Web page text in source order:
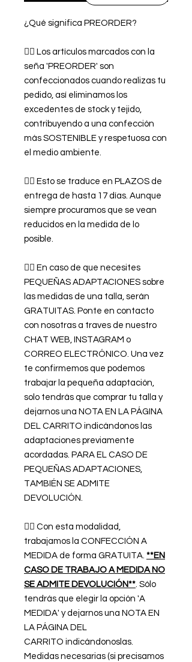
¿Qué significa PREORDER?
👉🏿 Los artículos marcados con la
seña 'PREORDER' son
confeccionados cuando realizas tu
pedido, así eliminamos los
excedentes de stock y tejido,
contribuyendo a una confección
más SOSTENIBLE y respetuosa con
el medio ambiente.
👉🏿 Esto se traduce en PLAZOS de
entrega de hasta 17 días. Aunque
siempre procuramos que se vean
reducidos en la medida de lo
posible.
👉🏿 En caso de que necesites
PEQUEÑAS ADAPTACIONES sobre
las medidas de una talla, serán
GRATUITAS. Ponte en contacto
con nosotras a traves de nuestro
CHAT WEB, INSTAGRAM o
CORREO ELECTRÓNICO. Una vez
te confirmemos que podemos
trabajar la pequeña adaptación,
solo tendrás que comprar tu talla y
dejarnos una NOTA EN LA PÁGINA
DEL CARRITO indicándonos las
adaptaciones previamente
acordadas. PARA EL CASO DE
PEQUEÑAS ADAPTACIONES,
TAMBIÉN SE ADMITE
DEVOLUCIÓN.
👉🏿 Con esta modalidad,
trabajamos la CONFECCIÓN A
MEDIDA de forma GRATUITA. **EN
CASO DE TRABAJO A MEDIDA NO
SE ADMITE DEVOLUCIÓN**. Sólo
tendrás que elegir la opción 'A
MEDIDA' y dejarnos una NOTA EN
LA PÁGINA DEL
CARRITO indicándonoslas.
Medidas necesarias (si precisamos